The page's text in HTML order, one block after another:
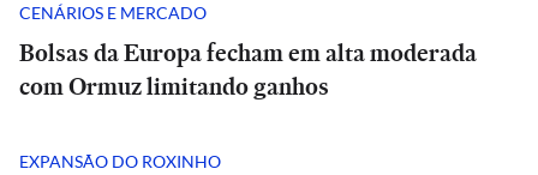
CENÁRIOS E MERCADO
Bolsas da Europa fecham em alta moderada
com Ormuz limitando ganhos
EXPANSÃO DO ROXINHO